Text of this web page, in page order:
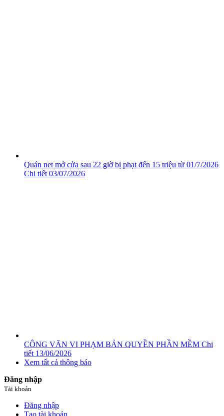
Quán net mở cửa sau 22 giờ bị phạt đến 15 triệu từ 01/7/2026
Chi tiết 03/07/2026
CÔNG VĂN VI PHẠM BẢN QUYỀN PHẦN MỀM Chi
tiết 13/06/2026
Xem tất cả thông báo
Đăng nhập
Tài khoản
Đăng nhập
Tạo tài khoản